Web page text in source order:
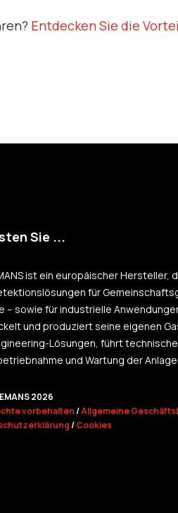
Entdecken Sie die
Sie ...
ist ein europäischer Hersteller,
für
– sowie für industrielle
und produziert seine eigenen
Lösungen, führt
und Wartung der
2026
vorbehalten/Allgemeine
/Cookies